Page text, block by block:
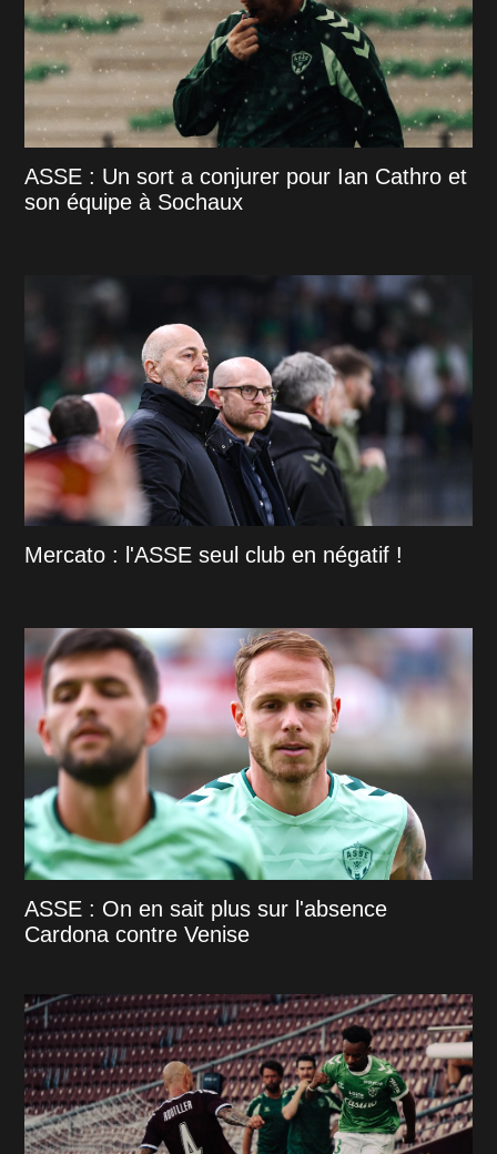
ASSE : Un sort a conjurer pour Ian Cathro et
son équipe à Sochaux
Mercato : l'ASSE seul club en négatif !
ASSE : On en sait plus sur l'absence
Cardona contre Venise